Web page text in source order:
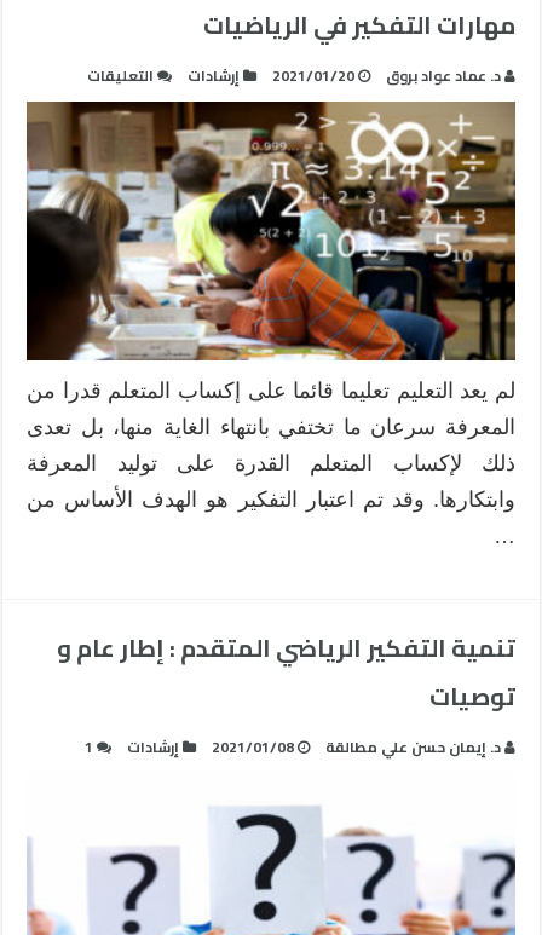
مهارات التفكير في الرياضيات
د. عماد عواد بروق 2021/01/20 إرشادات التعليقات
طرائق
التدريس
الحديثة
وأثرها
في
تنمية
التفكير
في
الرياضيات
مغلقة
لم يعد التعليم تعليما قائما على إكساب المتعلم قدرا من
المعرفة سرعان ما تختفي بانتهاء الغاية منها، بل تعدى
ذلك لإكساب المتعلم القدرة على توليد المعرفة
وابتكارها. وقد تم اعتبار التفكير هو الهدف الأساس من
…
تنمية التفكير الرياضي المتقدم : إطار عام و
توصيات
د. إيمان حسن علي مطالقة 2021/01/08 إرشادات 1